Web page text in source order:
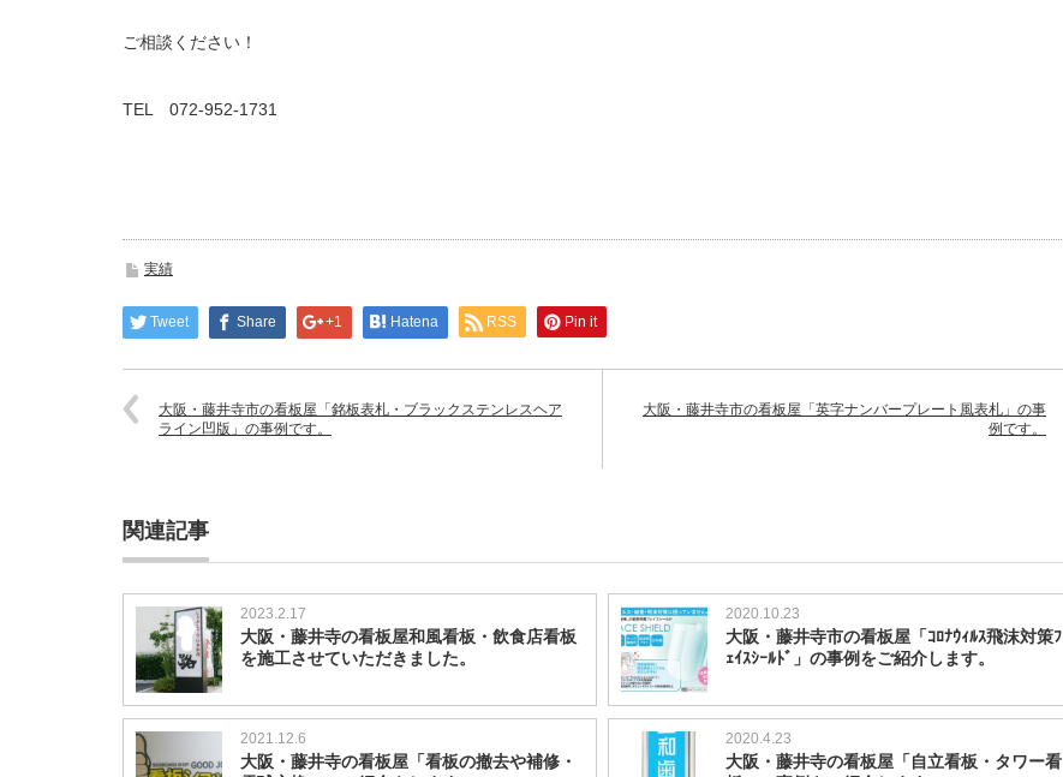
ご相談ください！
TEL 072-952-1731
実績
Tweet Share +1 Hatena RSS Pin it
大阪・藤井寺市の看板屋「銘板表札・ブラックステンレスヘア
ライン凹版」の事例です。
大阪・藤井寺市の看板屋「英字ナンバープレート風表札」の事
例です。
関連記事
2023.2.17
大阪・藤井寺の看板屋和風看板・飲食店看板
を施工させていただきました。
2020.10.23
大阪・藤井寺市の看板屋「ｺﾛﾅｳｨﾙｽ飛沫対策ﾌ
ｪｲｽｼｰﾙﾄﾞ」の事例をご紹介します。
2021.12.6
大阪・藤井寺の看板屋「看板の撤去や補修・
2020.4.23
大阪・藤井寺の看板屋「自立看板・タワー看